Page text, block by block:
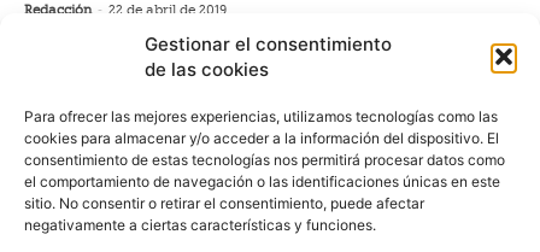
Gestionar el consentimiento
de las cookies
Para ofrecer las mejores experiencias, utilizamos tecnologías como las
cookies para almacenar y/o acceder a la información del dispositivo. El
consentimiento de estas tecnologías nos permitirá procesar datos como
el comportamiento de navegación o las identificaciones únicas en este
sitio. No consentir o retirar el consentimiento, puede afectar
negativamente a ciertas características y funciones.
Redacción - 22 de abril de 2019
Securitas Direct ha lanzado una nueva línea de
vehículos ECO para su red comercial en la Comunidad
sostenibilidad y la protección del medio ambiente. Los
nuevos vehículos son del fabricante
El 59% de los españoles, en
contra de prohibir el acceso